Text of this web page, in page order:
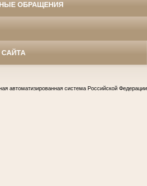
ОБРАЩЕНИЯ
автоматизированная система Российской